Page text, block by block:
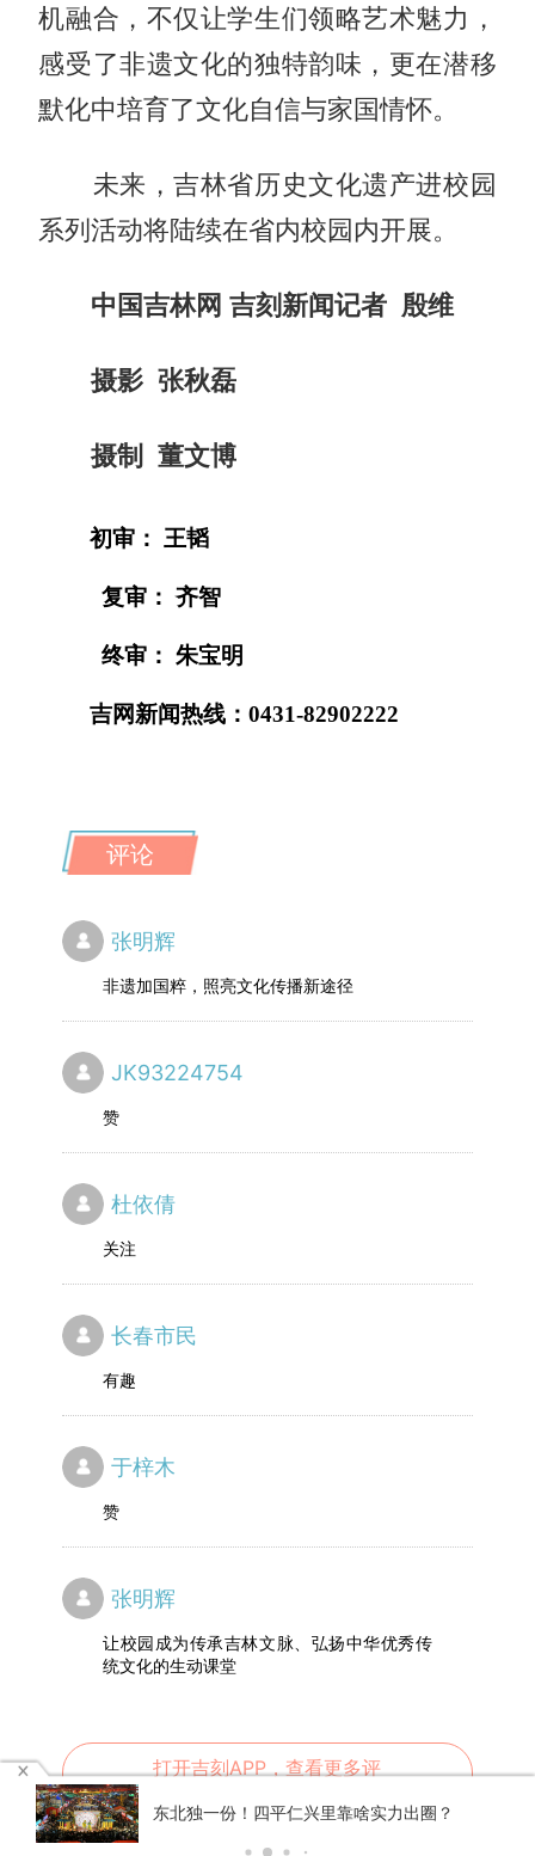
机融合，不仅让学生们领略艺术魅力，
感受了非遗文化的独特韵味，更在潜移
默化中培育了文化自信与家国情怀。
未来，吉林省历史文化遗产进校园
系列活动将陆续在省内校园内开展。
中国吉林网 吉刻新闻记者 殷维
摄影 张秋磊
摄制 董文博
初审： 王韬
复审： 齐智
终审： 朱宝明
吉网新闻热线：0431-82902222
评论
张明辉
非遗加国粹，照亮文化传播新途径
JK93224754
赞
杜依倩
关注
长春市民
有趣
于梓木
赞
张明辉
让校园成为传承吉林文脉、弘扬中华优秀传
统文化的生动课堂
打开吉刻APP，查看更多评